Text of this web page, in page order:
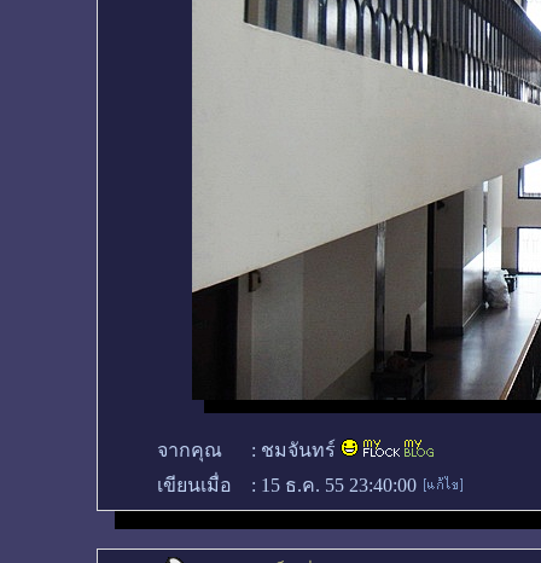
จากคุณ : ชมจันทร์
เขียนเมื่อ
: 15 ธ.ค. 55 23:40:00